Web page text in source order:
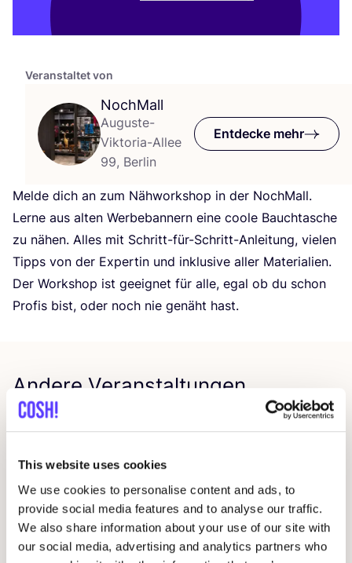
This website uses cookies
We use cookies to personalise content and ads, to
provide social media features and to analyse our traffic.
We also share information about your use of our site with
our social media, advertising and analytics partners who
Veranstaltet von
NochMall
Auguste-
Viktoria-Allee
99, Berlin
Entdecke mehr
Mel­de dich an zum Näh­work­shop in der Noch­Mall.
Ler­ne aus alten Wer­be­ban­nern eine coo­le Bauch­ta­sche
zu nähen. Alles mit Schritt-für-Schritt-Anlei­tung, vie­len
Tipps von der Exper­tin und inklu­si­ve aller Materialien.
Der Work­shop ist geeig­net für alle, egal ob du schon
Pro­fis bist, oder noch nie genäht hast.
Andere Veranstaltungen